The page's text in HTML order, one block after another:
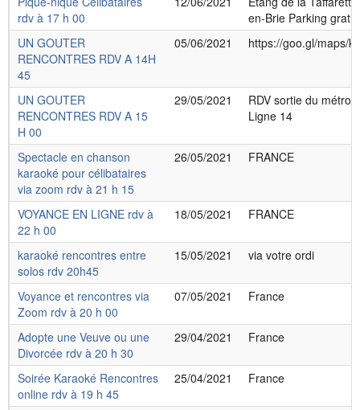
rdv à 17 h 00
en-Brie Parking
UN GOUTER
RENCONTRES RDV A 14H
45
05/06/2021 https://goo.gl/maps/
UN GOUTER
RENCONTRES RDV A 15
H 00
29/05/2021
RDV sortie du métro
Ligne 14
Spectacle en chanson
karaoké pour célibataires
via zoom rdv à 21 h 15
26/05/2021 FRANCE
VOYANCE EN LIGNE rdv à
22 h 00
18/05/2021 FRANCE
karaoké rencontres entre
solos rdv 20h45
15/05/2021 via votre ordi
Voyance et rencontres via
Zoom rdv à 20 h 00
07/05/2021 France
Adopte une Veuve ou une
Divorcée rdv à 20 h 30
29/04/2021 France
Soirée Karaoké Rencontres
online rdv à 19 h 45
25/04/2021 France